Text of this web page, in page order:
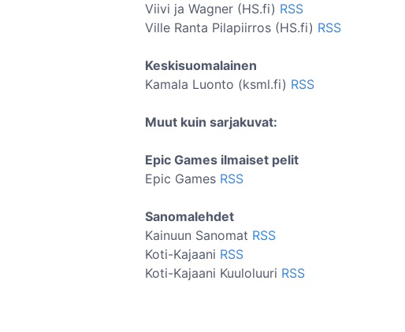
Viivi ja Wagner (HS.fi) RSS
Ville Ranta Pilapiirros (HS.fi) RSS
Keskisuomalainen
Kamala Luonto (ksml.fi) RSS
Muut kuin sarjakuvat:
Epic Games ilmaiset pelit
Epic Games RSS
Sanomalehdet
Kainuun Sanomat RSS
Koti-Kajaani RSS
Koti-Kajaani Kuuloluuri RSS